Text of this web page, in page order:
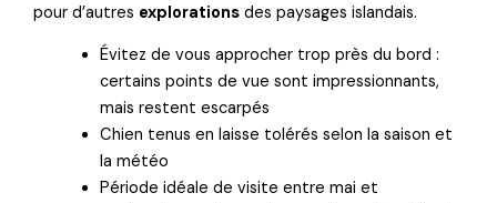
pour d’autres explorations des paysages islandais.
Évitez de vous approcher trop près du bord :
certains points de vue sont impressionnants,
mais restent escarpés
Chien tenus en laisse tolérés selon la saison et
la météo
Période idéale de visite entre mai et